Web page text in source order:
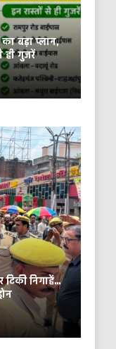
बड़ा प्लान,
ही गुजरें
निगाहें…